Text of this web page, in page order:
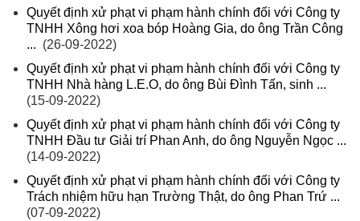
Quyết định xử phạt vi phạm hành chính đối với Công ty
TNHH Xông hơi xoa bóp Hoàng Gia, do ông Trần Công
... (26-09-2022)
Quyết định xử phạt vi phạm hành chính đối với Công ty
TNHH Nhà hàng L.E.O, do ông Bùi Đình Tấn, sinh ...
(15-09-2022)
Quyết định xử phạt vi phạm hành chính đối với Công ty
TNHH Đầu tư Giải trí Phan Anh, do ông Nguyễn Ngọc ...
(14-09-2022)
Quyết định xử phạt vi phạm hành chính đối với Công ty
Trách nhiệm hữu hạn Trường Thật, do ông Phan Trứ ...
(07-09-2022)